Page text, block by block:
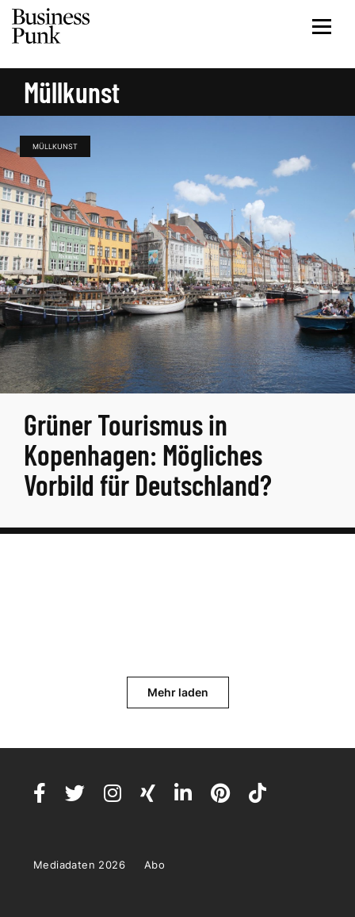
Müllkunst
MÜLLKUNST
Grüner Tourismus in
Kopenhagen: Mögliches
Vorbild für Deutschland?
Mehr laden
Mediadaten 2026 Abo